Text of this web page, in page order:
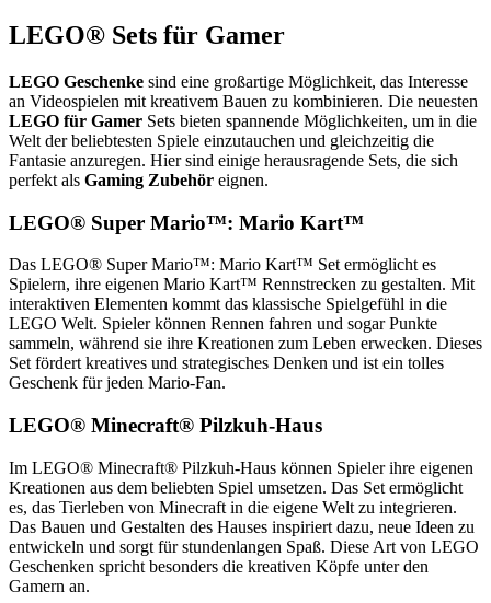
LEGO® Sets für Gamer
LEGO Geschenke sind eine großartige Möglichkeit, das Interesse
an Videospielen mit kreativem Bauen zu kombinieren. Die neuesten
LEGO für Gamer Sets bieten spannende Möglichkeiten, um in die
Welt der beliebtesten Spiele einzutauchen und gleichzeitig die
Fantasie anzuregen. Hier sind einige herausragende Sets, die sich
perfekt als Gaming Zubehör eignen.
LEGO® Super Mario™: Mario Kart™
Das LEGO® Super Mario™: Mario Kart™ Set ermöglicht es
Spielern, ihre eigenen Mario Kart™ Rennstrecken zu gestalten. Mit
interaktiven Elementen kommt das klassische Spielgefühl in die
LEGO Welt. Spieler können Rennen fahren und sogar Punkte
sammeln, während sie ihre Kreationen zum Leben erwecken. Dieses
Set fördert kreatives und strategisches Denken und ist ein tolles
Geschenk für jeden Mario-Fan.
LEGO® Minecraft® Pilzkuh-Haus
Im LEGO® Minecraft® Pilzkuh-Haus können Spieler ihre eigenen
Kreationen aus dem beliebten Spiel umsetzen. Das Set ermöglicht
es, das Tierleben von Minecraft in die eigene Welt zu integrieren.
Das Bauen und Gestalten des Hauses inspiriert dazu, neue Ideen zu
entwickeln und sorgt für stundenlangen Spaß. Diese Art von LEGO
Geschenken spricht besonders die kreativen Köpfe unter den
Gamern an.